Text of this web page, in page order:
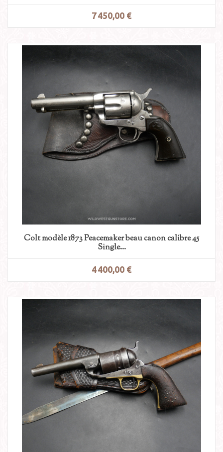
7 450,00 €
Colt modèle 1873 Peacemaker beau canon calibre 45
Single...
4 400,00 €